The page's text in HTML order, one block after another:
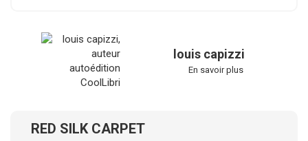
louis capizzi
En savoir plus
RED SILK CARPET